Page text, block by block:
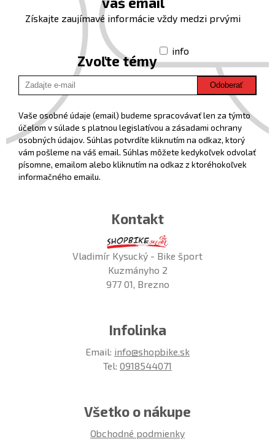
Získajte zaujímavé informácie vždy medzi prvými
Zvoľte témy
info
Odoberať
Vaše osobné údaje (email) budeme spracovávať len za týmto
účelom v súlade s platnou legislatívou a zásadami ochrany
osobných údajov. Súhlas potvrdíte kliknutím na odkaz, ktorý
vám pošleme na váš email. Súhlas môžete kedykoľvek odvolať
písomne, emailom alebo kliknutím na odkaz z ktoréhokoľvek
informačného emailu.
Kontakt
Vladimír Kysucký - Bike šport
Kuzmányho 2
977 01, Brezno
Infolinka
Email: info@shopbike.sk
Tel: 0918544071
Všetko o nákupe
Obchodné podmienky